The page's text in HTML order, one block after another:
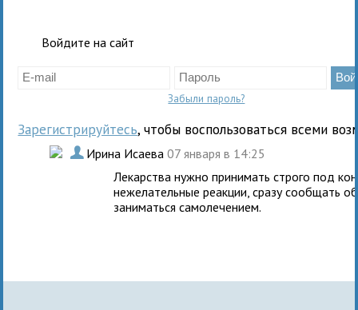
Войдите на сайт
Забыли пароль?
Зарегистрируйтесь, чтобы воспользоваться всеми
. Ирина Исаева07 января в 14:25
Лекарства нужно принимать строго под
нежелательные реакции, сразу сообщать
заниматься самолечением.